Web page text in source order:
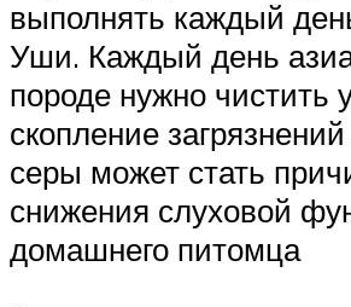
выполнять каждый
Уши. Каждый день
породе нужно чистить
скопление
серы может стать
снижения слуховой
домашнего питомца